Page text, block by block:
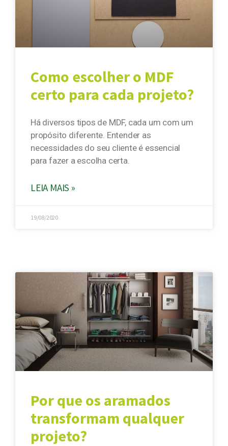
Como escolher o MDF
certo para cada projeto?
Há diversos tipos de MDF, cada um com um
propósito diferente. Entender as
necessidades do seu cliente é essencial
para fazer a escolha certa.
LEIA MAIS »
19/08/2020
Por que os aramados
transformam qualquer
projeto?